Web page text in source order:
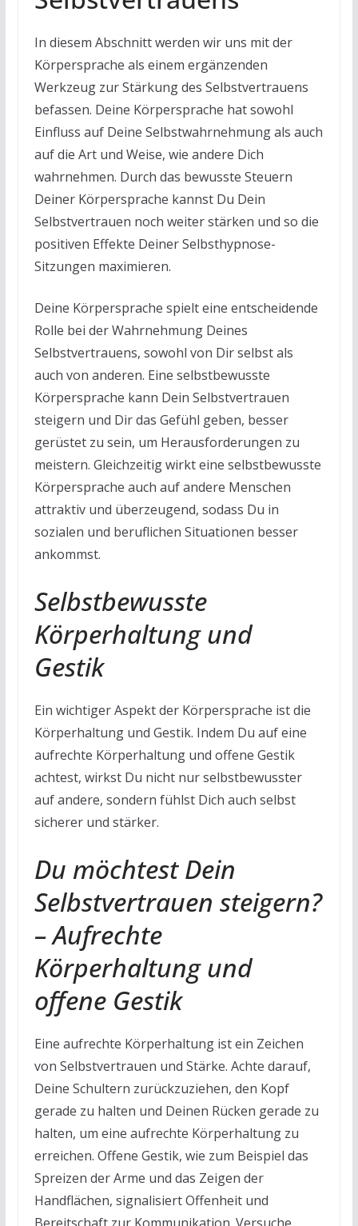
In diesem Abschnitt werden wir uns mit der
Körpersprache als einem ergänzenden
Werkzeug zur Stärkung des Selbstvertrauens
befassen. Deine Körpersprache hat sowohl
Einfluss auf Deine Selbstwahrnehmung als auch
auf die Art und Weise, wie andere Dich
wahrnehmen. Durch das bewusste Steuern
Deiner Körpersprache kannst Du Dein
Selbstvertrauen noch weiter stärken und so die
positiven Effekte Deiner Selbsthypnose-
Sitzungen maximieren.
Deine Körpersprache spielt eine entscheidende
Rolle bei der Wahrnehmung Deines
Selbstvertrauens, sowohl von Dir selbst als
auch von anderen. Eine selbstbewusste
Körpersprache kann Dein Selbstvertrauen
steigern und Dir das Gefühl geben, besser
gerüstet zu sein, um Herausforderungen zu
meistern. Gleichzeitig wirkt eine selbstbewusste
Körpersprache auch auf andere Menschen
attraktiv und überzeugend, sodass Du in
sozialen und beruflichen Situationen besser
ankommst.
Selbstbewusste
Körperhaltung und
Gestik
Ein wichtiger Aspekt der Körpersprache ist die
Körperhaltung und Gestik. Indem Du auf eine
aufrechte Körperhaltung und offene Gestik
achtest, wirkst Du nicht nur selbstbewusster
auf andere, sondern fühlst Dich auch selbst
sicherer und stärker.
Du möchtest Dein
Selbstvertrauen steigern?
– Aufrechte
Körperhaltung und
offene Gestik
Eine aufrechte Körperhaltung ist ein Zeichen
von Selbstvertrauen und Stärke. Achte darauf,
Deine Schultern zurückzuziehen, den Kopf
gerade zu halten und Deinen Rücken gerade zu
halten, um eine aufrechte Körperhaltung zu
erreichen. Offene Gestik, wie zum Beispiel das
Spreizen der Arme und das Zeigen der
Handflächen, signalisiert Offenheit und